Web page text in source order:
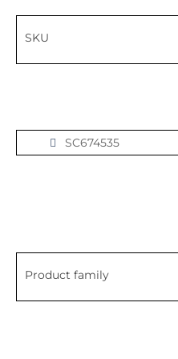
SKU
SC674535
Product family